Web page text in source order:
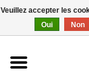
ACCUEIL
Veuillez accepter les
Oui
Non